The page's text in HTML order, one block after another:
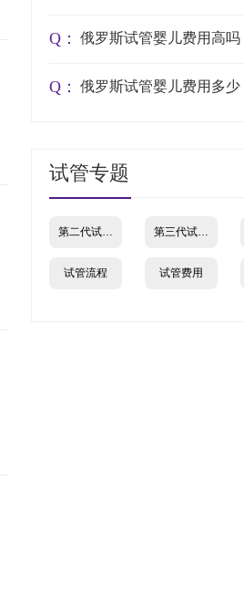
Q： 俄罗斯试管婴儿费用高吗
Q： 俄罗斯试管婴儿费用多少
试管专题
第二代试管婴儿 第三代试管婴儿
试管流程 试管费用